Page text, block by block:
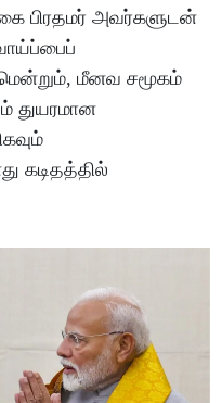
பிரதமர் அவர்களுடன்
மீனவ சமூகம்
துயரமான
கடிதத்தில்